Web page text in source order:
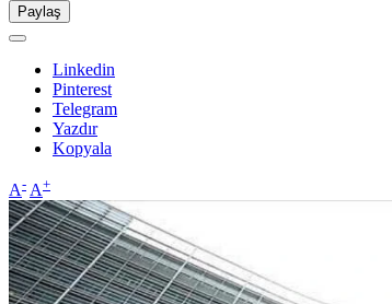
Paylaş
Linkedin
Pinterest
Telegram
Yazdır
Kopyala
A- A+